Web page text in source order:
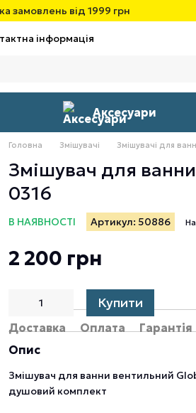
замовлень від 1999 грн
інформація
Аксесуари
Головна Змішувачі Змішувачі для
Змішувач для
0316
В НАЯВНОСТІ Артикул: 50886
2 200 грн
Купити
Доставка Оплата Гарантія
Опис
Змішувач для ванни вентильний
душовий комплект